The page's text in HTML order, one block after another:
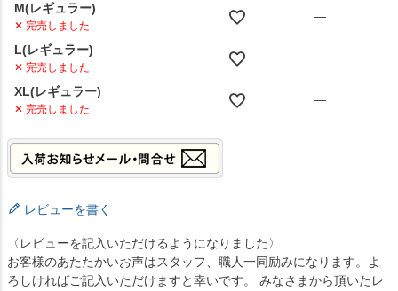
M(レギュラー)
✕ 完売しました
—
L(レギュラー)
✕ 完売しました
—
XL(レギュラー)
✕ 完売しました
—
レビューを書く
〈レビューを記入いただけるようになりました〉
お客様のあたたかいお声はスタッフ、職人一同励みになります。よ
ろしければご記入いただけますと幸いです。 みなさまから頂いたレ